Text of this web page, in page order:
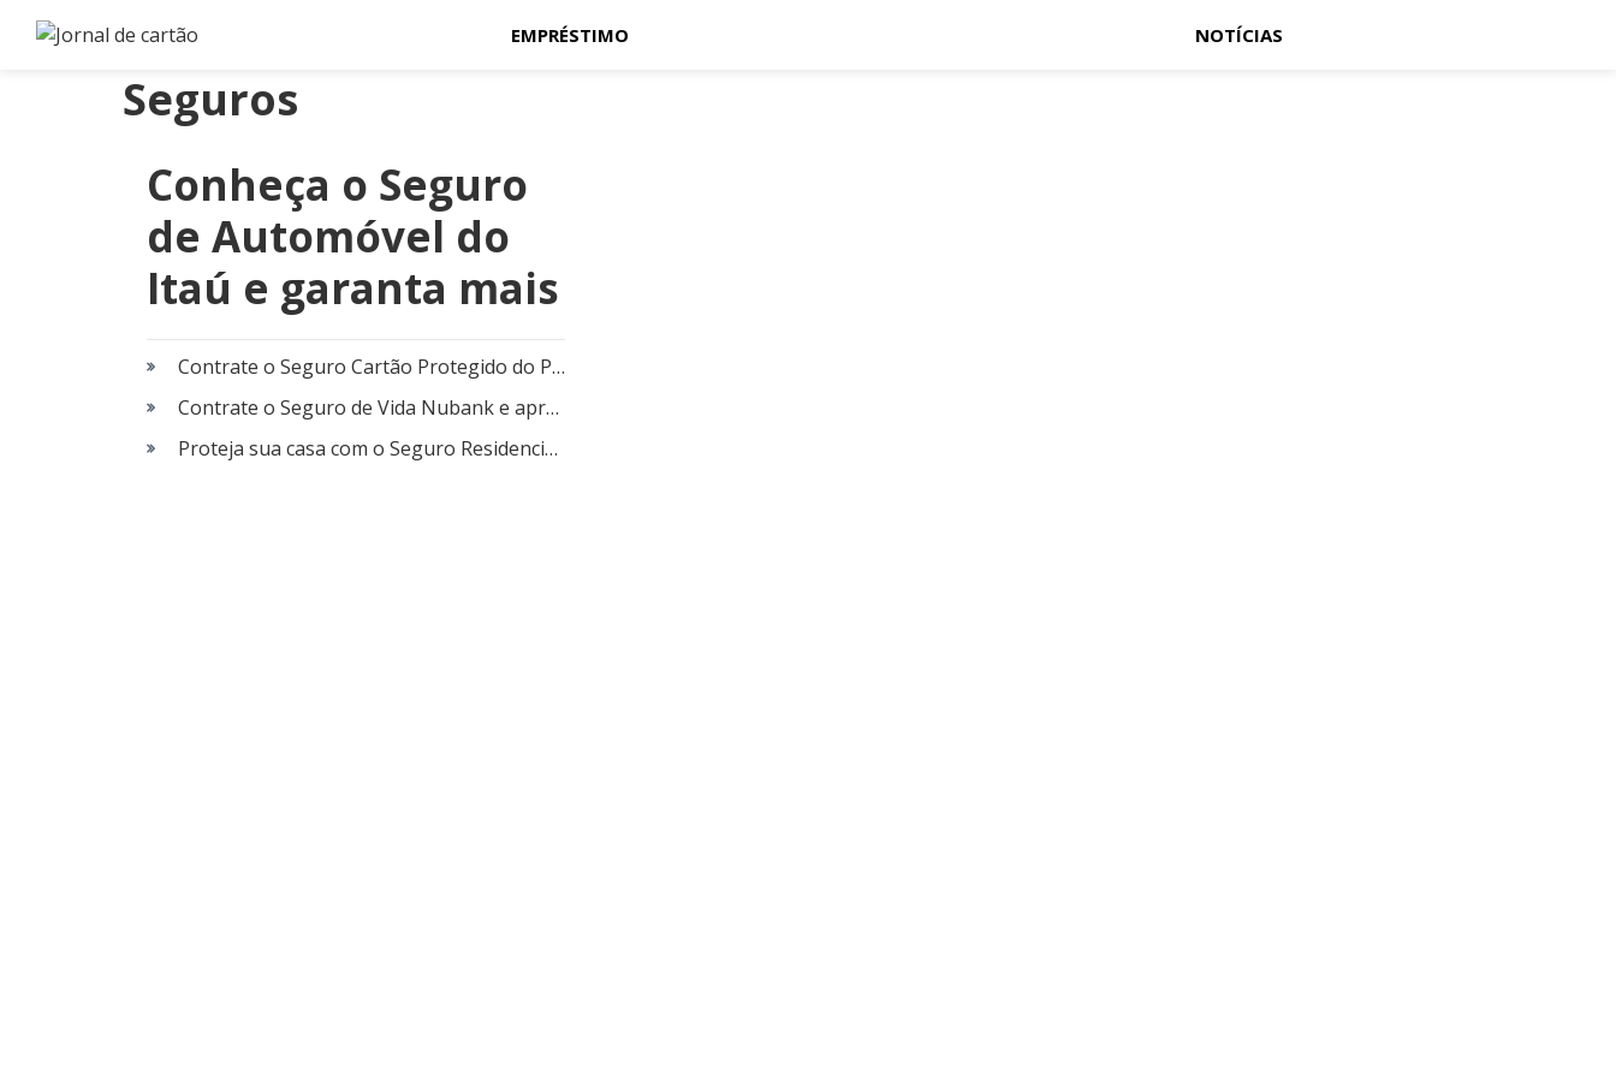
EMPRÉSTIMO NOTÍCIAS
Seguros
Conheça o Seguro
de Automóvel do
Itaú e garanta mais
tranquilidade!
Contrate o Seguro Cartão Protegido do PAN e concorra a sorteios mensais!
Contrate o Seguro de Vida Nubank e aproveite o melhor da vida sem preocupações!
Proteja sua casa com o Seguro Residencial Bradesco